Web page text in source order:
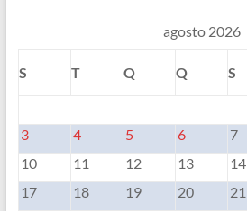
agosto 2026
S T Q Q S
3
4 5 6 7
10
11 12 13 14
17
18 19 20 21